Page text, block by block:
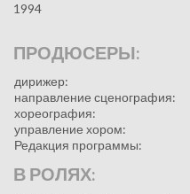
1994
ПРОДЮСЕРЫ:
дирижер:
направление сценография:
хореография:
управление хором:
Редакция программы:
В РОЛЯХ: